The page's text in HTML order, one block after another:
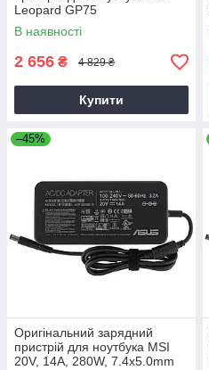
Leopard GP75
В наявності
2 656 ₴ 4 829 ₴
Купити
–45%
Оригінальний зарядний
пристрій для ноутбука MSI
20V, 14A, 280W, 7.4x5.0mm